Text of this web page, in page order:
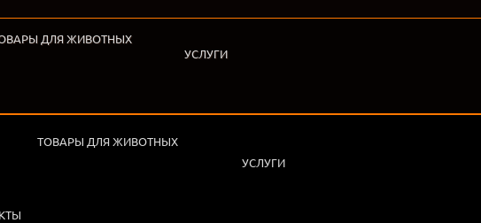
ДЛЯ ЖИВОТНЫХ
УСЛУГИ
ТОВАРЫ ДЛЯ ЖИВОТНЫХ
УСЛУГИ